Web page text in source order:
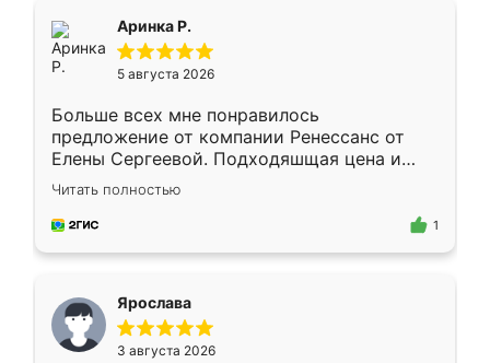
Аринка Р.
5 августа 2026
Больше всех мне понравилось
предложение от компании Ренессанс от
Елены Сергеевой. Подходяшщая цена и
короткие сроки изготовления. Приехавший
для замера сотрудник Владислав
предложил по моему эскизу самый
Читать полностью
1
Ярослава
3 августа 2026